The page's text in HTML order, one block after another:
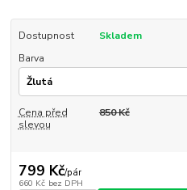
Dostupnost
Skladem
Barva
Cena před
slevou
850 Kč
799 Kč/pár
660 Kč bez DPH